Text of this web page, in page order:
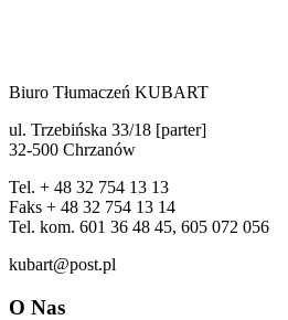
Biuro Tłumaczeń KUBART
ul. Trzebińska 33/18 [parter]
32-500 Chrzanów
Tel. + 48 32 754 13 13
Faks + 48 32 754 13 14
Tel. kom. 601 36 48 45, 605 072 056
kubart@post.pl
O Nas